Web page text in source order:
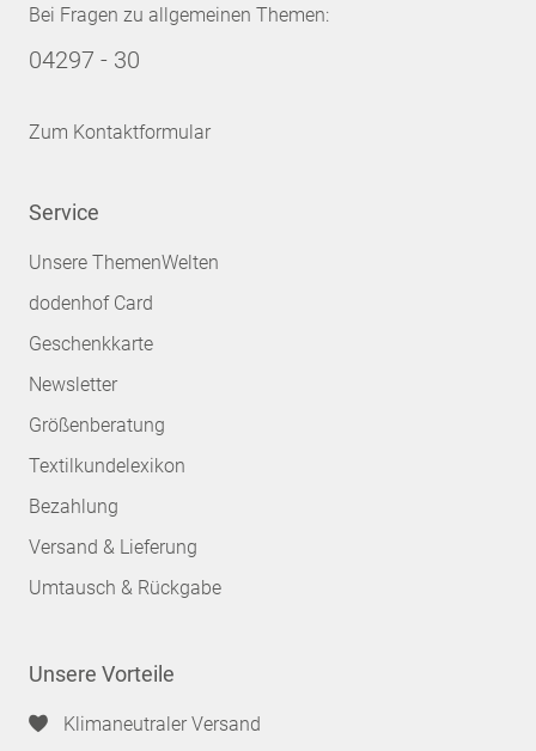
Bei Fragen zu allgemeinen Themen:
04297 - 30
Zum Kontaktformular
Service
Unsere ThemenWelten
dodenhof Card
Geschenkkarte
Newsletter
Größenberatung
Textilkundelexikon
Bezahlung
Versand & Lieferung
Umtausch & Rückgabe
Unsere Vorteile
Klimaneutraler Versand